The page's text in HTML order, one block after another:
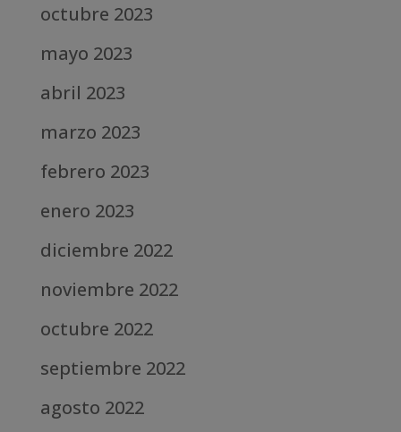
octubre 2023
mayo 2023
abril 2023
marzo 2023
febrero 2023
enero 2023
diciembre 2022
noviembre 2022
octubre 2022
septiembre 2022
agosto 2022